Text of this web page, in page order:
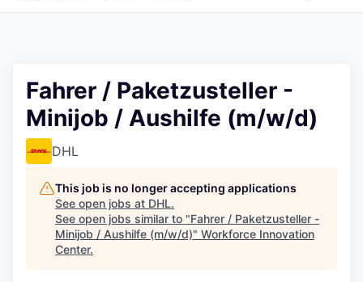
Fahrer / Paketzusteller -
Minijob / Aushilfe (m/w/d)
DHL
This job is no longer accepting applications
See open jobs at DHL.
See open jobs similar to "Fahrer / Paketzusteller -
Minijob / Aushilfe (m/w/d)" Workforce Innovation
Center.